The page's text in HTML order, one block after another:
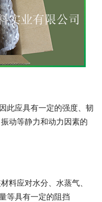
此应具有一定的强度、韧
动等静力和动力因素的
料应对水分、水蒸气、
等具有一定的阻挡